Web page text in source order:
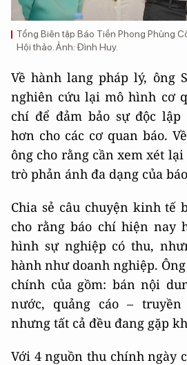
Tổng Biên tập Báo Tiền Phong Phùng
Hội thảo. Ảnh: Đình Huy.
Về hành lang pháp lý, ông
nghiên cứu lại mô hình cơ
chí để đảm bảo sự độc lập
hơn cho các cơ quan báo.
ông cho rằng cần xem xét
trò phản ánh đa dạng của
Chia sẻ câu chuyện kinh tế
cho rằng báo chí hiện nay
hình sự nghiệp có thu,
hành như doanh nghiệp.
chính của gồm: bán nội
nước, quảng cáo –
nhưng tất cả đều đang gặp
Với 4 nguồn thu chính ngày